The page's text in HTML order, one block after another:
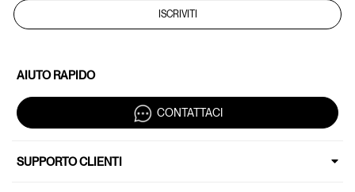
ISCRIVITI
AIUTO RAPIDO
CONTATTACI
SUPPORTO CLIENTI